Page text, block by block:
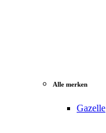
Alle merken
Gazelle